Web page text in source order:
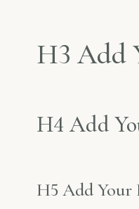
H3 Add
H4 Add
H5 Add Your